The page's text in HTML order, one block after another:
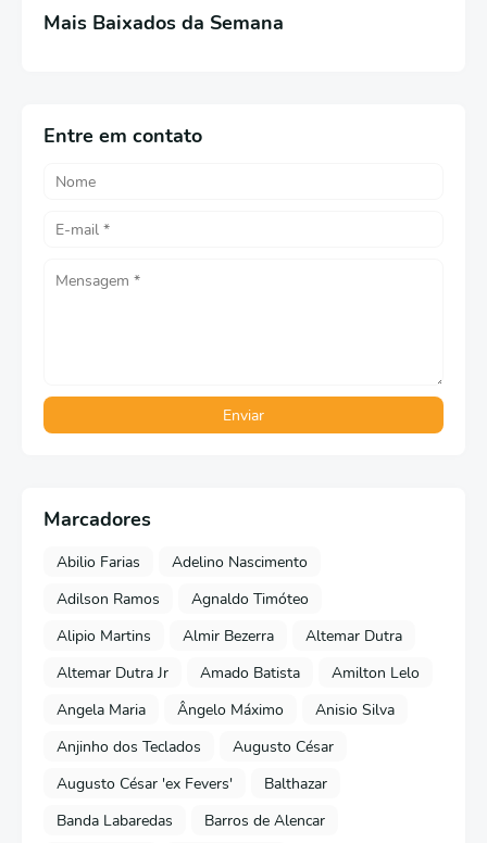
Mais Baixados da Semana
Entre em contato
Marcadores
Abilio Farias
Adelino Nascimento
Adilson Ramos
Agnaldo Timóteo
Alipio Martins
Almir Bezerra
Altemar Dutra
Altemar Dutra Jr
Amado Batista
Amilton Lelo
Angela Maria
Ângelo Máximo
Anisio Silva
Anjinho dos Teclados
Augusto César
Augusto César 'ex Fevers'
Balthazar
Banda Labaredas
Barros de Alencar